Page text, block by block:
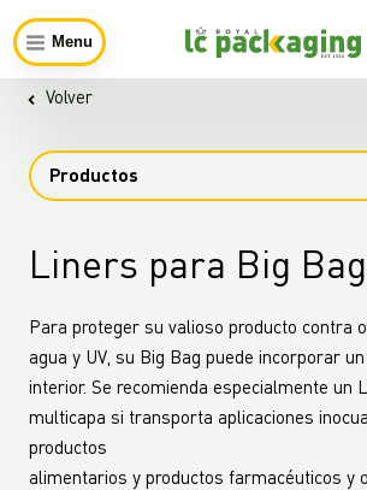
Menu
Volver
Productos
Liners para Big
Para proteger su valioso producto contra
agua y UV, su Big Bag puede incorporar
interior. Se recomienda especialmente un
multicapa si transporta aplicaciones
productos
alimentarios y productos farmacéuticos y